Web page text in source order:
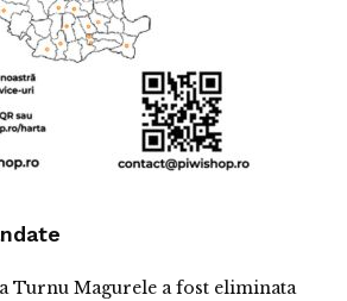
Turnu Magurele a fost eliminata